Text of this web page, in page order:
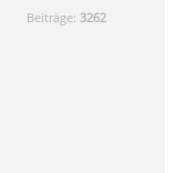
Beiträge: 3262